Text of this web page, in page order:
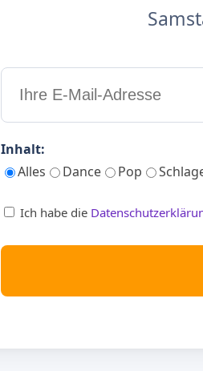
Inhalt:
Alles
Dance Pop
Ich habe die